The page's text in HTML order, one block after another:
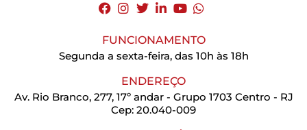
FUNCIONAMENTO
Segunda a sexta-feira, das 10h às 18h
ENDEREÇO
Av. Rio Branco, 277, 17º andar - Grupo 1703 Centro - RJ
Cep: 20.040-009